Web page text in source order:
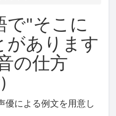
で"そこに
があります
の仕方
優による例文を用意し